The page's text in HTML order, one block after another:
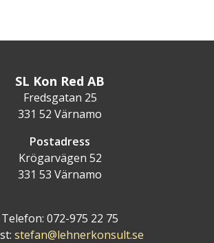
SL Kon Red AB
Fredsgatan 25
331 52 Värnamo
Postadress
Krögarvägen 52
331 53 Värnamo
Telefon: 072-975 22 75
stefan@lehnerkonsult.se